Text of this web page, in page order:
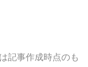
記事作成時点のも